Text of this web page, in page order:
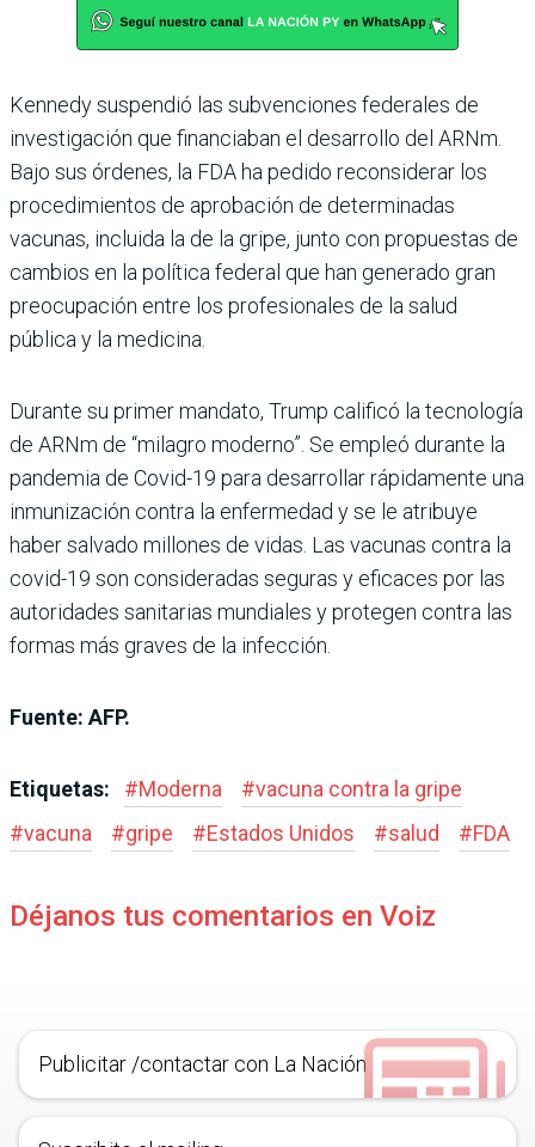
Kennedy suspendió las subvenciones federales de
investigación que financiaban el desarrollo del ARNm.
Bajo sus órdenes, la FDA ha pedido reconsiderar los
procedimientos de aprobación de determinadas
vacunas, incluida la de la gripe, junto con propuestas de
cambios en la política federal que han generado gran
preocupación entre los profesionales de la salud
pública y la medicina.
Durante su primer mandato, Trump calificó la tecnología
de ARNm de “milagro moderno”. Se empleó durante la
pandemia de Covid-19 para desarrollar rápidamente una
inmunización contra la enfermedad y se le atribuye
haber salvado millones de vidas. Las vacunas contra la
covid-19 son consideradas seguras y eficaces por las
autoridades sanitarias mundiales y protegen contra las
formas más graves de la infección.
Fuente: AFP.
Etiquetas: #Moderna #vacuna contra la gripe
#vacuna #gripe #Estados Unidos #salud #FDA
Déjanos tus comentarios en Voiz
Publicitar /contactar con La Nación